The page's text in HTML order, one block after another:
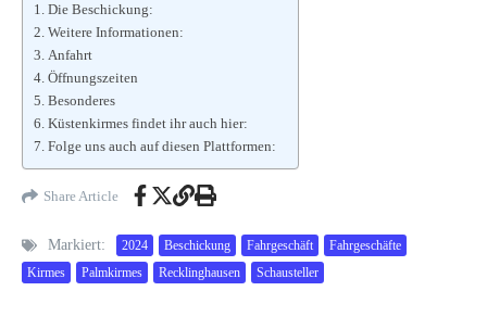
Die Beschickung:
Weitere Informationen:
Anfahrt
Öffnungszeiten
Besonderes
Küstenkirmes findet ihr auch hier:
Folge uns auch auf diesen Plattformen:
Share Article
Markiert: 2024 Beschickung Fahrgeschäft
Fahrgeschäfte
Kirmes
Palmkirmes Recklinghausen Schausteller